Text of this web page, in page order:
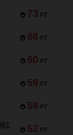
73 PT
66 PT
60 PT
59 PT
58 PT
52 PT
Bitter End ブタペスト救出作戦